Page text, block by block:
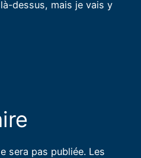
dessus, mais je vais y
sera pas publiée. Les